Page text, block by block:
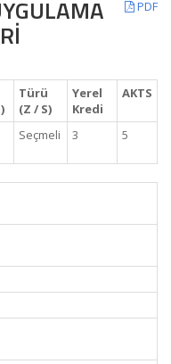
PDF
Türü
(Z / S)
Yerel
Kredi
AKTS
Seçmeli 3 5